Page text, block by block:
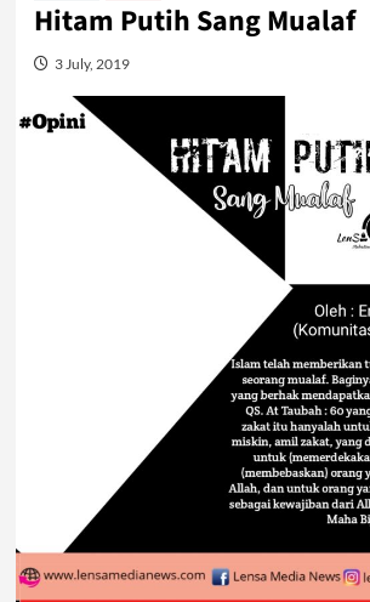
Hitam Putih Sang Mualaf
3 July, 2019